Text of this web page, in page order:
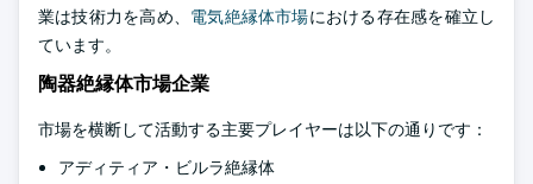
業は技術力を高め、 電気絶縁体市場における存在感を確立し
ています。
陶器絶縁体市場企業
市場を横断して活動する主要プレイヤーは以下の通りです：
アディティア・ビルラ絶縁体